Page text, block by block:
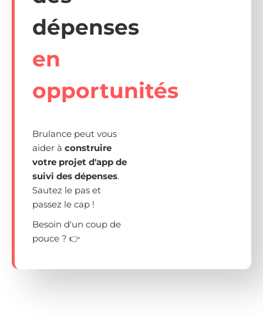
dépenses
en
opportunités
Brulance peut vous
aider à construire
votre projet d'app de
suivi des dépenses.
Sautez le pas et
passez le cap !
Besoin d'un coup de
pouce ? 👉